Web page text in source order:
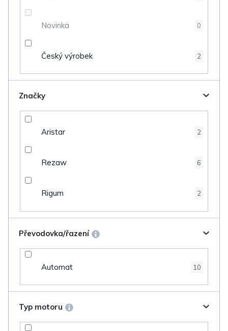
Novinka 0
Český výrobek 2
Značky
Aristar 2
Rezaw 6
Rigum 2
Převodovka/řazení
Automat 10
Typ motoru